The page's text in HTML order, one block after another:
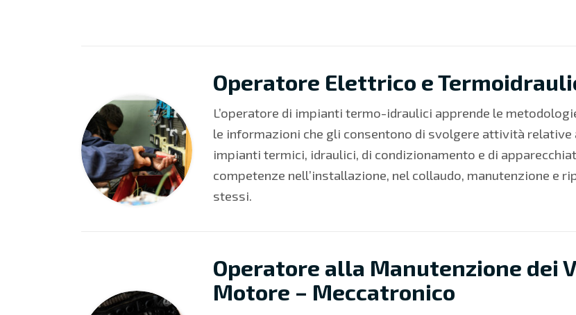
Operatore Elettrico e
L’operatore di impianti termo-idraulici apprende le
le informazioni che gli consentono di svolgere attività relative
impianti termici, idraulici, di condizionamento e di
competenze nell’installazione, nel collaudo, manutenzione e
stessi.
Operatore alla Manutenzione dei
Motore – Meccatronico